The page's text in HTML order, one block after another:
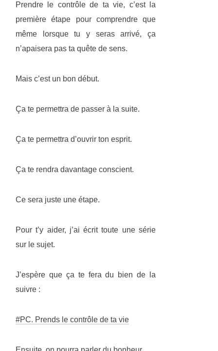
Prendre le contrôle de ta vie, c’est la
première étape pour comprendre que
même lorsque tu y seras arrivé, ça
n’apaisera pas ta quête de sens.
Mais c’est un bon début.
Ça te permettra de passer à la suite.
Ça te permettra d’ouvrir ton esprit.
Ça te rendra davantage conscient.
Ce sera juste une étape.
Pour t’y aider, j’ai écrit toute une série
sur le sujet.
J’espère que ça te fera du bien de la
suivre :
#PC. Prends le contrôle de ta vie